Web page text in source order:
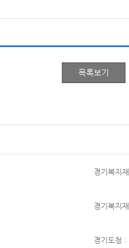
경기복지
경기복지
경기도청 :